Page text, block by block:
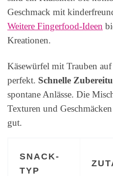
Geschmack mit
Weitere Fingerfood-Ideen
Kreationen.
Käsewürfel mit Trauben
perfekt. Schnelle
spontane Anlässe. Die
Texturen und
gut.
SNACK-
TYP